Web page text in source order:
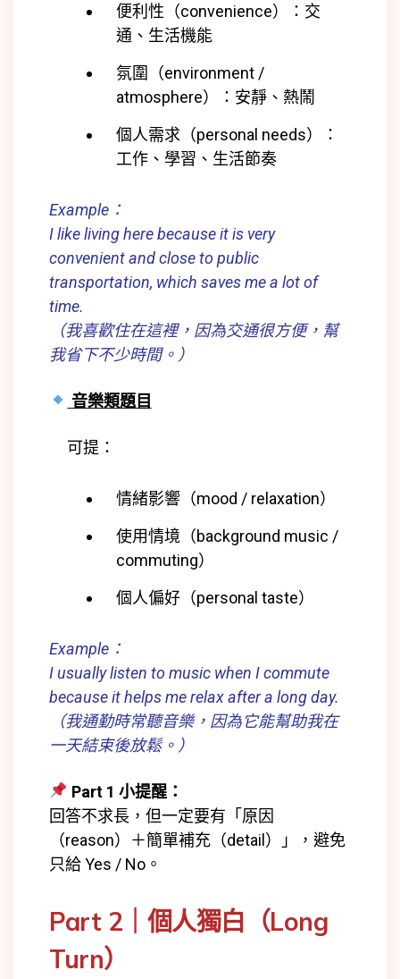
便利性（convenience）：交
通、生活機能
氛圍（environment /
atmosphere）：安靜、熱鬧
個人需求（personal needs）：
工作、學習、生活節奏
Example：
I like living here because it is very
convenient and close to public
transportation, which saves me a lot of
time.
（我喜歡住在這裡，因為交通很方便，幫
我省下不少時間。）
音樂類題目
可提：
情緒影響（mood / relaxation）
使用情境（background music /
commuting）
個人偏好（personal taste）
Example：
I usually listen to music when I commute
because it helps me relax after a long day.
（我通勤時常聽音樂，因為它能幫助我在
一天結束後放鬆。）
Part 1 小提醒：
回答不求長，但一定要有「原因
（reason）＋簡單補充（detail）」，避免
只給 Yes / No。
Part 2｜個人獨白（Long
Turn）